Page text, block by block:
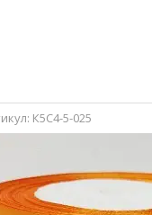
К5С4-5-025